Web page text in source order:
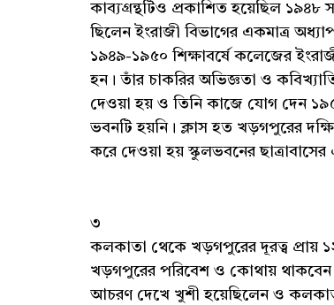
কাব্যগ্রন্থটিও প্রকাশিত হয়েছিল
ছিলেন ইংরাজী বিভাগের একমাত্র
১৯৪৯-১৯৫০ শিক্ষাবর্ষে কলেজের
হন। তাঁর চাকরির অভিজ্ঞতা ও
দেওয়া হয় ও তিনি কাজে যোগ দেন
ভবনটি হয়নি। ক্লাস হত খড়গপুরের
করে দেওয়া হয় স্কুলভবনের
৩
কলকাতা থেকে খড়গপুরের দূরত্ব প্রায়
খড়গপুরের পরিবেশ ও কোথায় থাকবেন
আচরণ দেখে খুশী হয়েছিলেন ও